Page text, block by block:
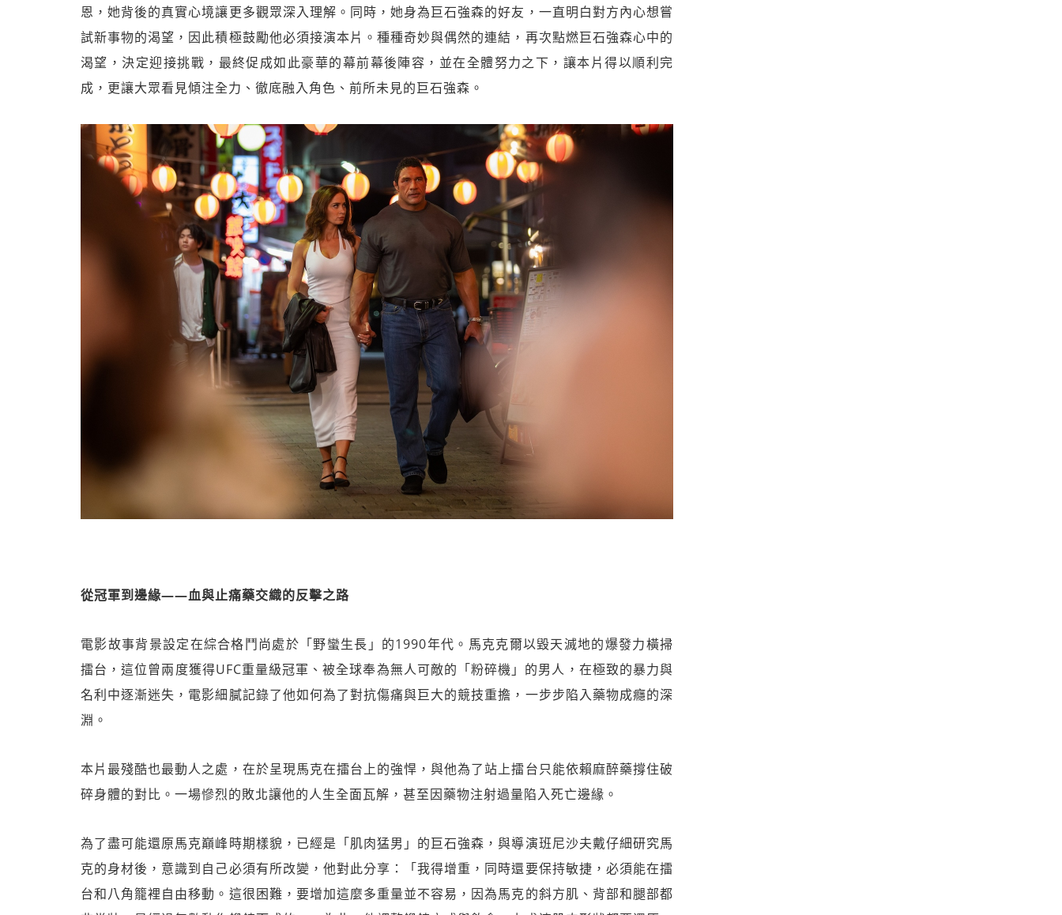
恩，她背後的真實心境讓更多觀眾深入理解。同時，她身為巨石強森的好友，一直明白對方內心想嘗
試新事物的渴望，因此積極鼓勵他必須接演本片。種種奇妙與偶然的連結，再次點燃巨石強森心中的
渴望，決定迎接挑戰，最終促成如此豪華的幕前幕後陣容，並在全體努力之下，讓本片得以順利完
成，更讓大眾看見傾注全力、徹底融入角色、前所未見的巨石強森。
從冠軍到邊緣——血與止痛藥交織的反擊之路
電影故事背景設定在綜合格鬥尚處於「野蠻生長」的1990年代。馬克克爾以毀天滅地的爆發力橫掃
擂台，這位曾兩度獲得UFC重量級冠軍、被全球奉為無人可敵的「粉碎機」的男人，在極致的暴力與
名利中逐漸迷失，電影細膩記錄了他如何為了對抗傷痛與巨大的競技重擔，一步步陷入藥物成癮的深
淵。
本片最殘酷也最動人之處，在於呈現馬克在擂台上的強悍，與他為了站上擂台只能依賴麻醉藥撐住破
碎身體的對比。一場慘烈的敗北讓他的人生全面瓦解，甚至因藥物注射過量陷入死亡邊緣。
為了盡可能還原馬克巔峰時期樣貌，已經是「肌肉猛男」的巨石強森，與導演班尼沙夫戴仔細研究馬
克的身材後，意識到自己必須有所改變，他對此分享：「我得增重，同時還要保持敏捷，必須能在擂
台和八角籠裡自由移動。這很困難，要增加這麼多重量並不容易，因為馬克的斜方肌、背部和腿部都